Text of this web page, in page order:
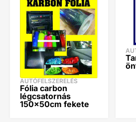
AUTÓFELSZERELÉS
Fólia carbon
légcsatornás
150x50cm fekete